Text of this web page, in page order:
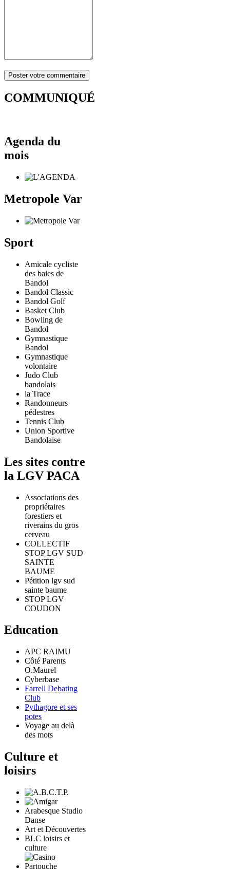
COMMUNIQUÉ
Agenda du
mois
Metropole Var
Sport
Amicale cycliste
des baies de
Bandol
Bandol Classic
Bandol Golf
Basket Club
Bowling de
Bandol
Gymnastique
Bandol
Gymnastique
volontaire
Judo Club
bandolais
la Trace
Randonneurs
pédestres
Tennis Club
Union Sportive
Bandolaise
Les sites contre
la LGV PACA
Associations des
propriétaires
forestiers et
riverains du gros
cerveau
COLLECTIF
STOP LGV SUD
SAINTE
BAUME
Pétition lgv sud
sainte baume
STOP LGV
COUDON
Education
APC RAIMU
Côté Parents
O.Maurel
Cyberbase
Farrell Debating
Club
Pythagore et ses
potes
Voyage au delà
des mots
Culture et
loisirs
Arabesque Studio
Danse
Art et Découvertes
BLC loisirs et
culture